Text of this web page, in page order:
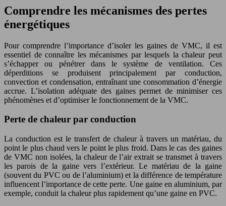
Comprendre les mécanismes des pertes
énergétiques
Pour comprendre l’importance d’isoler les gaines de VMC, il est
essentiel de connaître les mécanismes par lesquels la chaleur peut
s’échapper ou pénétrer dans le système de ventilation. Ces
déperditions se produisent principalement par conduction,
convection et condensation, entraînant une consommation d’énergie
accrue. L’isolation adéquate des gaines permet de minimiser ces
phénomènes et d’optimiser le fonctionnement de la VMC.
Perte de chaleur par conduction
La conduction est le transfert de chaleur à travers un matériau, du
point le plus chaud vers le point le plus froid. Dans le cas des gaines
de VMC non isolées, la chaleur de l’air extrait se transmet à travers
les parois de la gaine vers l’extérieur. Le matériau de la gaine
(souvent du PVC ou de l’aluminium) et la différence de température
influencent l’importance de cette perte. Une gaine en aluminium, par
exemple, conduit la chaleur plus rapidement qu’une gaine en PVC.